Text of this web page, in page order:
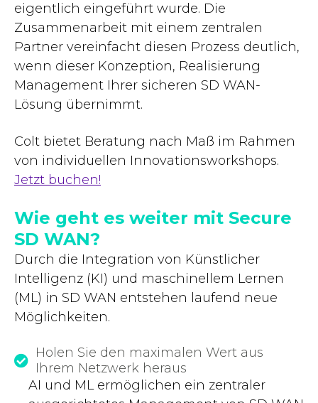
eigentlich eingeführt wurde. Die
Zusammenarbeit mit einem zentralen
Partner vereinfacht diesen Prozess deutlich,
wenn dieser Konzeption, Realisierung
Management Ihrer sicheren SD WAN-
Lösung übernimmt.
Colt bietet Beratung nach Maß im Rahmen
von individuellen Innovationsworkshops.
Jetzt buchen!
Wie geht es weiter mit Secure
SD WAN?
Durch die Integration von Künstlicher
Intelligenz (KI) und maschinellem Lernen
(ML) in SD WAN entstehen laufend neue
Möglichkeiten.
Holen Sie den maximalen Wert aus
Ihrem Netzwerk heraus
AI und ML ermöglichen ein zentraler